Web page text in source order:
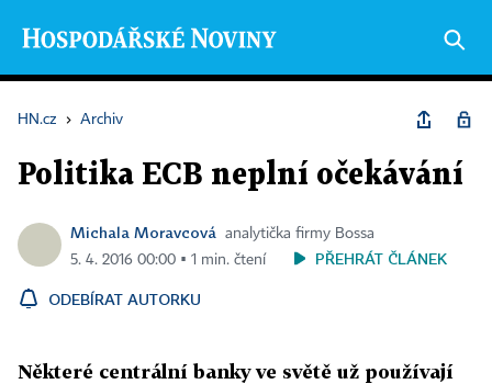
HN.cz › Archiv
Politika ECB neplní očekávání
Michala Moravcová
analytička firmy Bossa
5. 4. 2016 00:00 ▪ 1 min. čtení
PŘEHRÁT ČLÁNEK
ODEBÍRAT AUTORKU
Některé centrální banky ve světě už používají